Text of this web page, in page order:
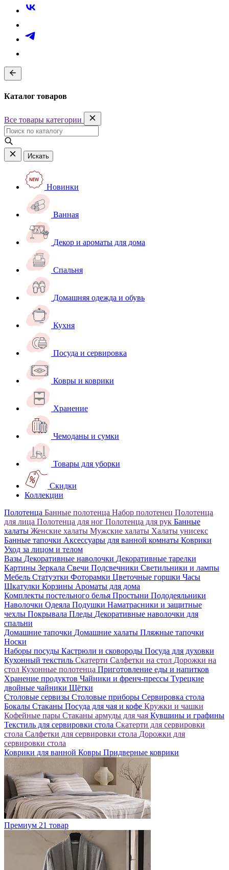
Каталог товаров
Все товары категории
Искать
Новинки
Ванная
Декор и ароматы для дома
Спальня
Домашняя одежда и обувь
Кухня
Посуда и сервировка
Ковры и коврики
Хранение
Чемоданы и сумки
Товары для уборки
Скидки
Коллекции
Полотенца Банные полотенца Набор полотенец Полотенца
для лица Полотенца для ног Полотенца для рук Банные
халаты Женские халаты Мужские халаты Халаты унисекс
Банные тапочки Аксессуары для ванной комнаты Коврики
Уход за лицом и телом
Вазы Декоративные наволочки Декоративные тарелки
Картины Зеркала Свечи Подсвечники Светильники и лампы
Мебель Статуэтки Фоторамки Цветочные горшки Часы
Шкатулки Корзины Ароматы для дома
Комплекты постельного белья Простыни Пододеяльники
Наволочки Одеяла Подушки Наматрасники и защитные
чехлы Покрывала Пледы Декоративные наволочки для
спальни
Домашние тапочки Домашние халаты Пляжные тапочки
Носки
Наборы посуды Кастрюли и сковороды Посуда для духовки
Кухонный текстиль Скатерти Салфетки на стол Дорожки на
стол Кухонные полотенца Приготовление еды и напитков
Хранение продуктов Чайники и френч-прессы Турецкие
двойные чайники Щётки
Столовые сервизы Столовые приборы Сервировка стола
Бокалы Стаканы Посуда для чая и кофе Кружки и чашки
Кофейные пары Стаканы армуды для чая Кувшины и графины
Текстиль для сервировки стола Скатерти для сервировки
стола Салфетки для сервировки стола Дорожки для
сервировки стола
Коврики для ванной Ковры Придверные коврики
Премиум 21 товар